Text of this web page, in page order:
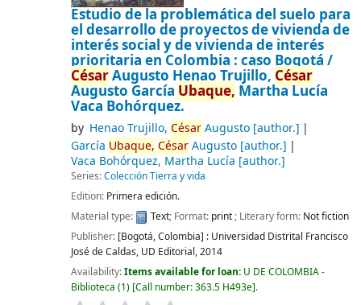
Estudio de la problemática del suelo para
el desarrollo de proyectos de vivienda de
interés social y de vivienda de interés
prioritaria en Colombia : caso Bogotá /
CésarAugusto Henao Trujillo, César
Augusto García Ubaque, Martha Lucía
Vaca Bohórquez.
by Henao Trujillo, CésarAugusto[author.]
García Ubaque, CésarAugusto[author.]
Vaca Bohórquez, Martha Lucía [author.]
Series:Colección Tierra y vida
Edition: Primera edición.
Material type:
Text; Format: print; Literary form: Not fiction
Publisher: [Bogotá, Colombia] : Universidad Distrital Francisco
José de Caldas, UD Editorial,2014
Availability:Items available for loan: U DE COLOMBIA -
Biblioteca (1) Call number:363.5 H493e .